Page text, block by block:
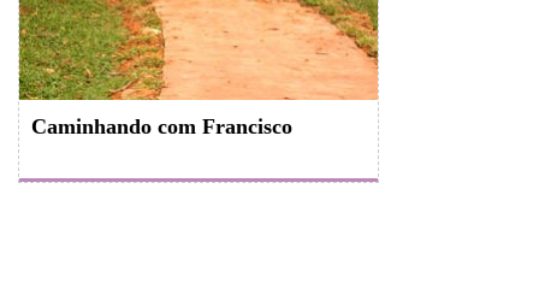
Caminhando com Francisco